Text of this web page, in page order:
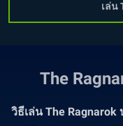
เล่น
The
วิธีเล่น The Ragnarok